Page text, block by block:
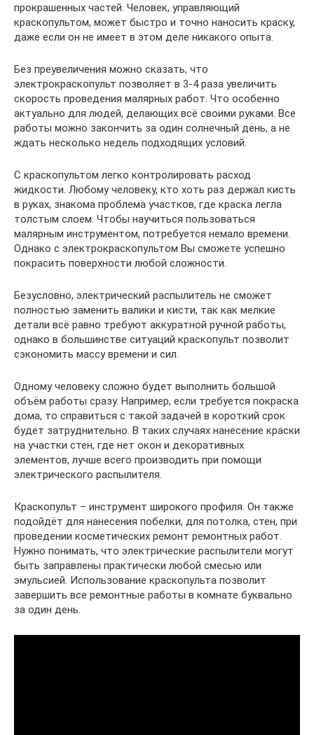
прокрашенных частей. Человек, управляющий
краскопультом, может быстро и точно наносить краску,
даже если он не имеет в этом деле никакого опыта.
Без преувеличения можно сказать, что
электрокраскопульт позволяет в 3-4 раза увеличить
скорость проведения малярных работ. Что особенно
актуально для людей, делающих всё своими руками. Все
работы можно закончить за один солнечный день, а не
ждать несколько недель подходящих условий.
С краскопультом легко контролировать расход
жидкости. Любому человеку, кто хоть раз держал кисть
в руках, знакома проблема участков, где краска легла
толстым слоем. Чтобы научиться пользоваться
малярным инструментом, потребуется немало времени.
Однако с электрокраскопультом Вы сможете успешно
покрасить поверхности любой сложности.
Безусловно, электрический распылитель не сможет
полностью заменить валики и кисти, так как мелкие
детали всё равно требуют аккуратной ручной работы,
однако в большинстве ситуаций краскопульт позволит
сэкономить массу времени и сил.
Одному человеку сложно будет выполнить большой
объём работы сразу. Например, если требуется покраска
дома, то справиться с такой задачей в короткий срок
будет затруднительно. В таких случаях нанесение краски
на участки стен, где нет окон и декоративных
элементов, лучше всего производить при помощи
электрического распылителя.
Краскопульт – инструмент широкого профиля. Он также
подойдёт для нанесения побелки, для потолка, стен, при
проведении косметических ремонт ремонтных работ.
Нужно понимать, что электрические распылители могут
быть заправлены практически любой смесью или
эмульсией. Использование краскопульта позволит
завершить все ремонтные работы в комнате буквально
за один день.